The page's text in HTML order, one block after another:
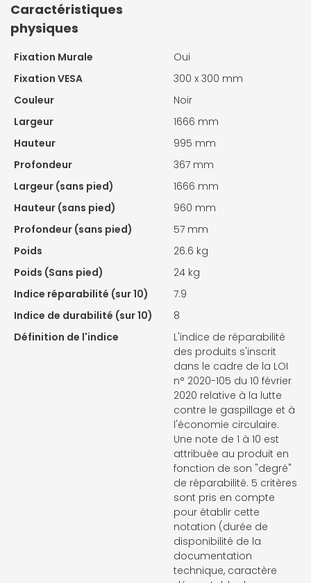
Caractéristiques
physiques
Fixation Murale
Oui
Fixation VESA
300 x 300 mm
Couleur
Noir
Largeur
1666 mm
Hauteur
995 mm
Profondeur
367 mm
Largeur (sans pied)
1666 mm
Hauteur (sans pied)
960 mm
Profondeur (sans pied)
57 mm
Poids
26.6 kg
Poids (Sans pied)
24 kg
Indice réparabilité (sur 10)
7.9
Indice de durabilité (sur 10)
8
Définition de l'indice
L'indice de réparabilité
des produits s'inscrit
dans le cadre de la LOI
n° 2020-105 du 10 février
2020 relative à la lutte
contre le gaspillage et à
l'économie circulaire.
Une note de 1 à 10 est
attribuée au produit en
fonction de son "degré"
de réparabilité. 5 critères
sont pris en compte
pour établir cette
notation (durée de
disponibilité de la
documentation
technique, caractère